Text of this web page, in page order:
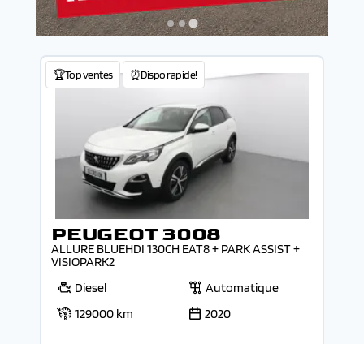
🏆Top ventes ⏰Dispo rapide!
PEUGEOT 3008
ALLURE BLUEHDI 130CH EAT8 + PARK ASSIST +
VISIOPARK2
Diesel
Automatique
129000 km
2020